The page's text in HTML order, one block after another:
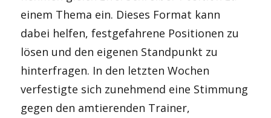
einem Thema ein. Dieses Format kann
dabei helfen, festgefahrene Positionen zu
lösen und den eigenen Standpunkt zu
hinterfragen. In den letzten Wochen
verfestigte sich zunehmend eine Stimmung
gegen den amtierenden Trainer,